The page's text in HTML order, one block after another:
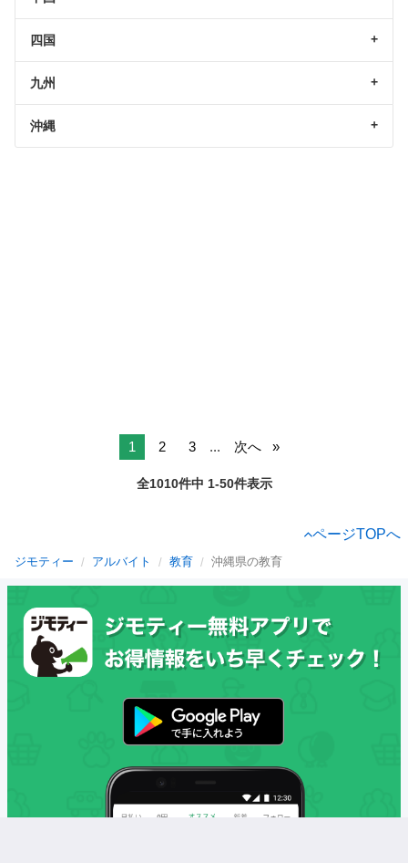
四国
九州
沖縄
1 2 3 ... 次へ
全1010件中 1-50件表示
ページTOPへ
ジモティー アルバイト 教育 沖縄県の教育